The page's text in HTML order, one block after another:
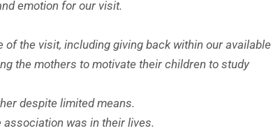
emotion for our visit.
the visit, including giving back within our available
the mothers to motivate their children to study
despite limited means.
was in their lives.